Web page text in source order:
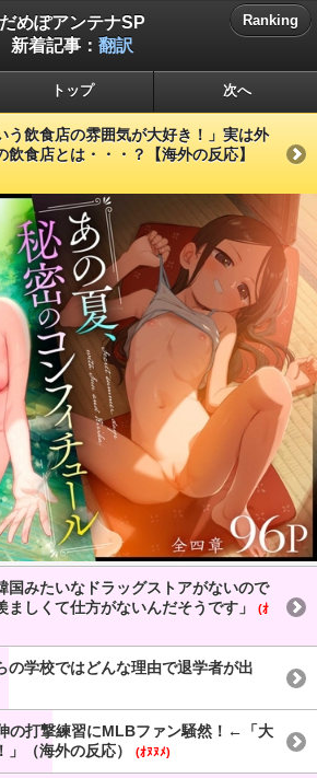
だめぽアンテナSP
新着記事： 翻訳
Ranking
トップ 次へ
う飲食店の雰囲気が大好き！」実は外
飲食店とは・・・？【海外の反応】
国みたいなドラッグストアがないので
ましくて仕方がないんだそうです」
(ｵ
の学校ではどんな理由で退学者が出
の打撃練習にMLBファン騒然！←「大
」（海外の反応）
(ｵﾇﾇﾒ)